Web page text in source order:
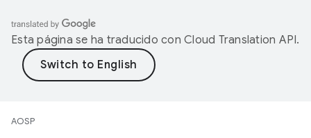
Esta página se ha traducido con Cloud Translation API.
AOSP